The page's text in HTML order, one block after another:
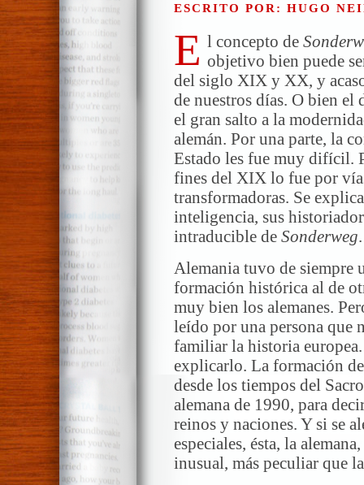
ESCRITO POR: HUGO
E l concepto de
objetivo bien puede
del siglo XIX y XX, y
de nuestros días. O bien el
el gran salto a la
alemán. Por una parte, la
Estado les fue muy difícil.
fines del XIX lo fue por
transformadoras. Se
inteligencia, sus
intraducible de Sonderweg.
Alemania tuvo de siempre
formación histórica al de
muy bien los alemanes.
leído por una persona que
familiar la historia
explicarlo. La formación
desde los tiempos del
alemana de 1990, para
reinos y naciones. Y si se
especiales, ésta, la
inusual, más peculiar que